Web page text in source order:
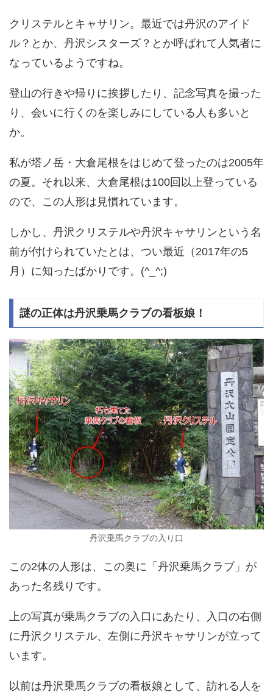
クリステルとキャサリン。最近では丹沢のアイド
ル？とか、丹沢シスターズ？とか呼ばれて人気者に
なっているようですね。
登山の行きや帰りに挨拶したり、記念写真を撮った
り、会いに行くのを楽しみにしている人も多いと
か。
私が塔ノ岳・大倉尾根をはじめて登ったのは2005年
の夏。それ以来、大倉尾根は100回以上登っている
ので、この人形は見慣れています。
しかし、丹沢クリステルや丹沢キャサリンという名
前が付けられていたとは、つい最近（2017年の5
月）に知ったばかりです。(^_^;)
謎の正体は丹沢乗馬クラブの看板娘！
丹沢乗馬クラブの入り口
この2体の人形は、この奥に「丹沢乗馬クラブ」が
あった名残りです。
上の写真が乗馬クラブの入口にあたり、入口の右側
に丹沢クリステル、左側に丹沢キャサリンが立って
います。
以前は丹沢乗馬クラブの看板娘として、訪れる人を